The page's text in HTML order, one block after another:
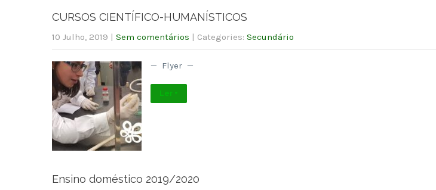
CURSOS CIENTÍFICO-HUMANÍSTICOS
10 Julho, 2019 | Sem comentários | Categories: Secundário
— Flyer —
Ler +
Ensino doméstico 2019/2020